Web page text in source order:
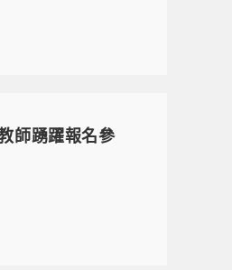
師踴躍報名參